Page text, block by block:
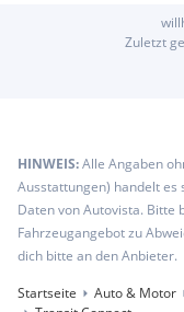
Zuletzt
HINWEIS:Alle Angaben
Ausstattungen) handelt
Daten von Autovista. Bitte
Fahrzeugangebot zu
dich bitte an den Anbieter.
Startseite
Auto & Motor